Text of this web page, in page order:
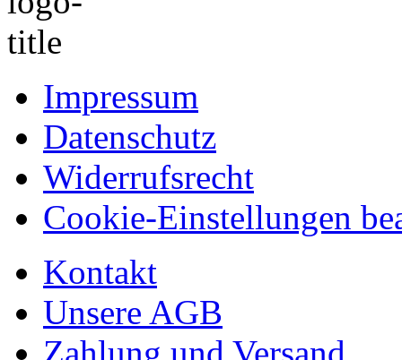
Impressum
Datenschutz
Widerrufsrecht
Cookie-Einstellungen
Kontakt
Unsere AGB
Zahlung und Versand